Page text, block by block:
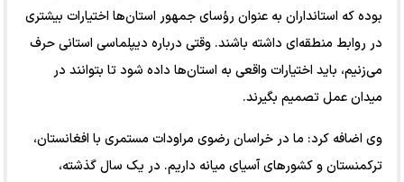
بوده که استانداران به عنوان رؤسای جمهور استان‌ها اختیارات بیشتری
در روابط منطقه‌ای داشته باشند. وقتی درباره دیپلماسی استانی حرف
می‌زنیم، باید اختیارات واقعی به استان‌ها داده شود تا بتوانند در
میدان عمل تصمیم بگیرند.
وی اضافه کرد: ما در خراسان رضوی مراودات مستمری با افغانستان،
ترکمنستان و کشورهای آسیای میانه داریم. در یک سال گذشته،